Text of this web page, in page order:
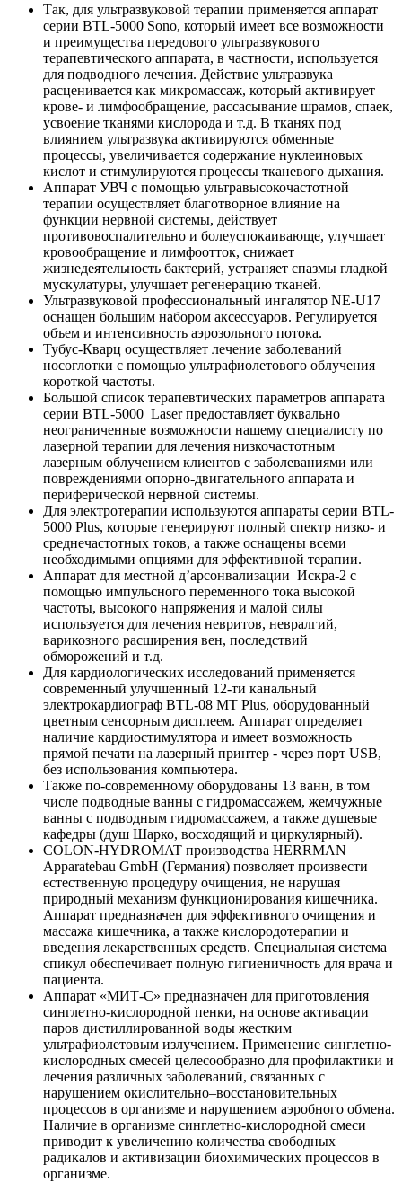
Так, для ультразвуковой терапии применяется аппарат
серии BTL-5000 Sono, который имеет все возможности
и преимущества передового ультразвукового
терапевтического аппарата, в частности, используется
для подводного лечения. Действие ультразвука
расценивается как микромассаж, который активирует
крове- и лимфообращение, рассасывание шрамов, спаек,
усвоение тканями кислорода и т.д. В тканях под
влиянием ультразвука активируются обменные
процессы, увеличивается содержание нуклеиновых
кислот и стимулируются процессы тканевого дыхания.
Аппарат УВЧ с помощью ультравысокочастотной
терапии осуществляет благотворное влияние на
функции нервной системы, действует
противовоспалительно и болеуспокаивающе, улучшает
кровообращение и лимфоотток, снижает
жизнедеятельность бактерий, устраняет спазмы гладкой
мускулатуры, улучшает регенерацию тканей.
Ультразвуковой профессиональный ингалятор NE-U17
оснащен большим набором аксессуаров. Регулируется
объем и интенсивность аэрозольного потока.
Тубус-Кварц осуществляет лечение заболеваний
носоглотки с помощью ультрафиолетового облучения
короткой частоты.
Большой список терапевтических параметров аппарата
серии BTL-5000 Laser предоставляет буквально
неограниченные возможности нашему специалисту по
лазерной терапии для лечения низкочастотным
лазерным облучением клиентов с заболеваниями или
повреждениями опорно-двигательного аппарата и
периферической нервной системы.
Для электротерапии используются аппараты серии BTL-
5000 Plus, которые генерируют полный спектр низко- и
среднечастотных токов, а также оснащены всеми
необходимыми опциями для эффективной терапии.
Аппарат для местной д’арсонвализации Искра-2 с
помощью импульсного переменного тока высокой
частоты, высокого напряжения и малой силы
используется для лечения невритов, невралгий,
варикозного расширения вен, последствий
обморожений и т.д.
Для кардиологических исследований применяется
современный улучшенный 12-ти канальный
электрокардиограф BTL-08 MT Plus, оборудованный
цветным сенсорным дисплеем. Аппарат определяет
наличие кардиостимулятора и имеет возможность
прямой печати на лазерный принтер - через порт USB,
без использования компьютера.
Также по-современному оборудованы 13 ванн, в том
числе подводные ванны с гидромассажем, жемчужные
ванны с подводным гидромассажем, а также душевые
кафедры (душ Шарко, восходящий и циркулярный).
COLON-HYDROMAT производства HERRMAN
Apparatebau GmbH (Германия) позволяет произвести
естественную процедуру очищения, не нарушая
природный механизм функционирования кишечника.
Аппарат предназначен для эффективного очищения и
массажа кишечника, а также кислородотерапии и
введения лекарственных средств. Специальная система
спикул обеспечивает полную гигиеничность для врача и
пациента.
Аппарат «МИТ-С» предназначен для приготовления
синглетно-кислородной пенки, на основе активации
паров дистиллированной воды жестким
ультрафиолетовым излучением. Применение синглетно-
кислородных смесей целесообразно для профилактики и
лечения различных заболеваний, связанных с
нарушением окислительно–восстановительных
процессов в организме и нарушением аэробного обмена.
Наличие в организме синглетно-кислородной смеси
приводит к увеличению количества свободных
радикалов и активизации биохимических процессов в
организме.